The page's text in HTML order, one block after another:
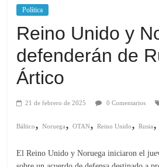
Política
Reino Unido y
defenderán de
Ártico
21 de febrero de 2025 0 Comentarios
Báltico,Noruega,OTAN,Reino Unido,Rusia
El Reino Unido y Noruega iniciaron el